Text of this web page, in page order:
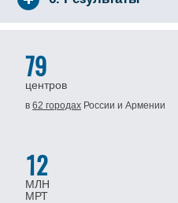
79
центров
в62 городах Россиии Армении
12
МЛН
МРТ